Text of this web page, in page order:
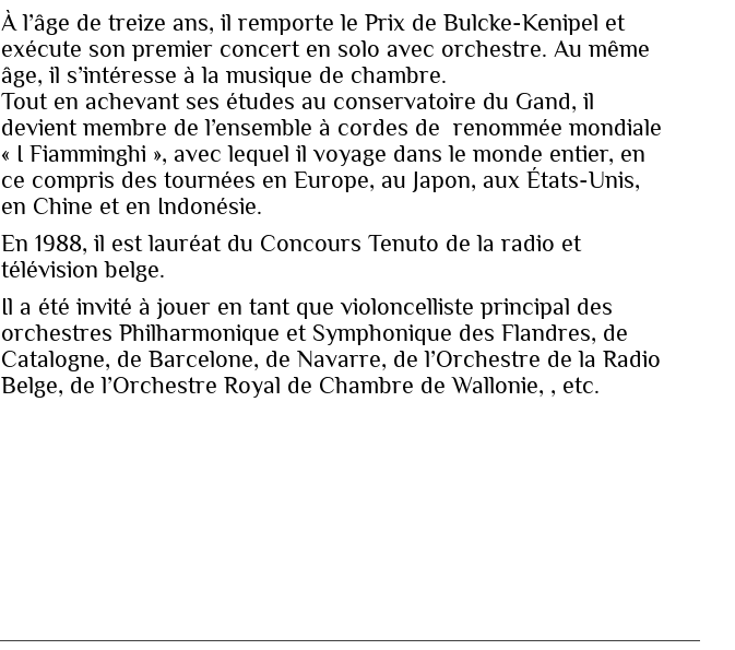
À l’âge de treize ans, il remporte le Prix de Bulcke-Kenipel et
exécute son premier concert en solo avec orchestre. Au même
âge, il s’intéresse à la musique de chambre.
Tout en achevant ses études au conservatoire du Gand, il
devient membre de l’ensemble à cordes de renommée mondiale
« I Fiamminghi », avec lequel il voyage dans le monde entier, en
ce compris des tournées en Europe, au Japon, aux États-Unis,
en Chine et en Indonésie.
En 1988, il est lauréat du Concours Tenuto de la radio et
télévision belge.
Il a été invité à jouer en tant que violoncelliste principal des
orchestres Philharmonique et Symphonique des Flandres, de
Catalogne, de Barcelone, de Navarre, de l’Orchestre de la Radio
Belge, de l’Orchestre Royal de Chambre de Wallonie, , etc.